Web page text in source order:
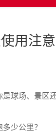
用注
球场、景区
少公里？